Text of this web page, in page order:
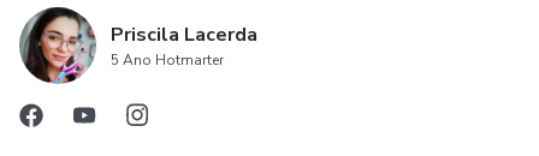
Priscila Lacerda
5 Ano Hotmarter